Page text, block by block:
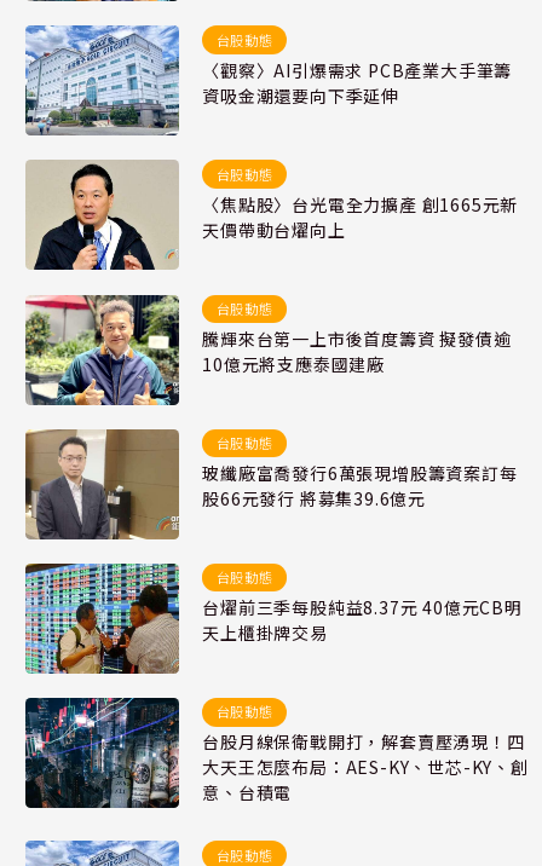
台股動態
〈觀察〉AI引爆需求 PCB產業大手筆籌
資吸金潮還要向下季延伸
台股動態
〈焦點股〉台光電全力擴產 創1665元新
天價帶動台燿向上
台股動態
騰輝來台第一上市後首度籌資 擬發債逾
10億元將支應泰國建廠
台股動態
玻纖廠富喬發行6萬張現增股籌資案訂每
股66元發行 將募集39.6億元
台股動態
台燿前三季每股純益8.37元 40億元CB明
天上櫃掛牌交易
台股動態
台股月線保衛戰開打，解套賣壓湧現！四
大天王怎麼布局：AES-KY、世芯-KY、創
意、台積電
台股動態